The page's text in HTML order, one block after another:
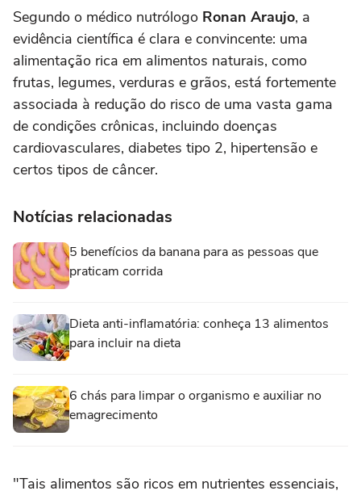
Segundo o médico nutrólogo Ronan Araujo, a
evidência científica é clara e convincente: uma
alimentação rica em alimentos naturais, como
frutas, legumes, verduras e grãos, está fortemente
associada à redução do risco de uma vasta gama
de condições crônicas, incluindo doenças
cardiovasculares, diabetes tipo 2, hipertensão e
certos tipos de câncer.
Notícias relacionadas
5 benefícios da banana para as pessoas que
praticam corrida
Dieta anti-inflamatória: conheça 13 alimentos
para incluir na dieta
6 chás para limpar o organismo e auxiliar no
emagrecimento
"Tais alimentos são ricos em nutrientes essenciais,